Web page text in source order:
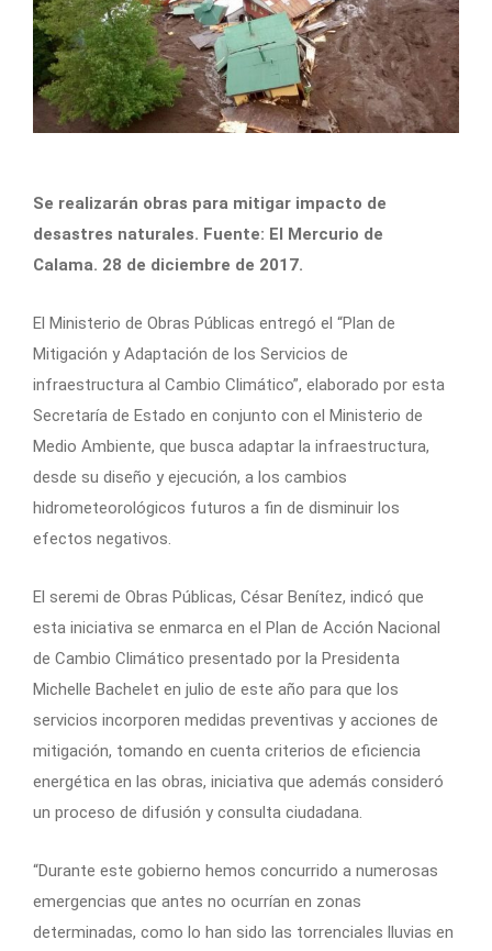
Se realizarán obras para mitigar impacto de
desastres naturales. Fuente: El Mercurio de
Calama. 28 de diciembre de 2017.
El Ministerio de Obras Públicas entregó el “Plan de
Mitigación y Adaptación de los Servicios de
infraestructura al Cambio Climático”, elaborado por esta
Secretaría de Estado en conjunto con el Ministerio de
Medio Ambiente, que busca adaptar la infraestructura,
desde su diseño y ejecución, a los cambios
hidrometeorológicos futuros a fin de disminuir los
efectos negativos.
El seremi de Obras Públicas, César Benítez, indicó que
esta iniciativa se enmarca en el Plan de Acción Nacional
de Cambio Climático presentado por la Presidenta
Michelle Bachelet en julio de este año para que los
servicios incorporen medidas preventivas y acciones de
mitigación, tomando en cuenta criterios de eficiencia
energética en las obras, iniciativa que además consideró
un proceso de difusión y consulta ciudadana.
“Durante este gobierno hemos concurrido a numerosas
emergencias que antes no ocurrían en zonas
determinadas, como lo han sido las torrenciales lluvias en